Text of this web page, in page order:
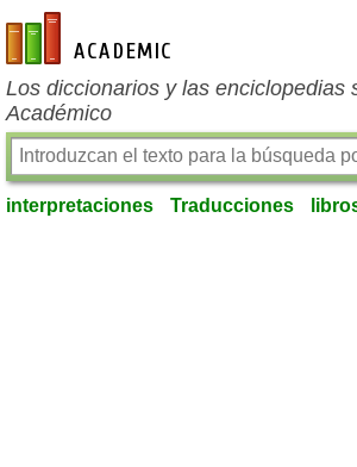
es-academic.com
Los diccionarios y las enciclopedias
Académico
interpretaciones Traducciones